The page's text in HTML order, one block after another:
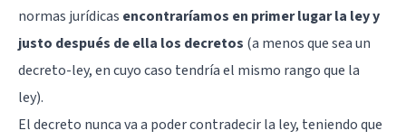
normas jurídicas encontraríamos en primer lugar la ley y
justo después de ella los decretos (a menos que sea un
decreto-ley, en cuyo caso tendría el mismo rango que la
ley).
El decreto nunca va a poder contradecir la ley, teniendo que